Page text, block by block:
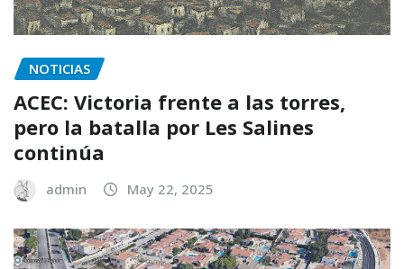
NOTICIAS
ACEC: Victoria frente a las torres,
pero la batalla por Les Salines
continúa
admin May 22, 2025